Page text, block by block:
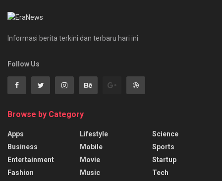
Informasi berita terkini dan terbaru hari ini
Follow Us
Browse by Category
Apps
Business
Entertainment
Fashion
Lifestyle
Mobile
Movie
Music
Science
Sports
Startup
Tech